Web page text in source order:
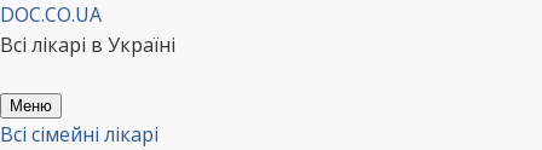
Перейти
до
DOC.CO.UA
Всі лікарі в Україні
Меню
Всі сімейні лікарі